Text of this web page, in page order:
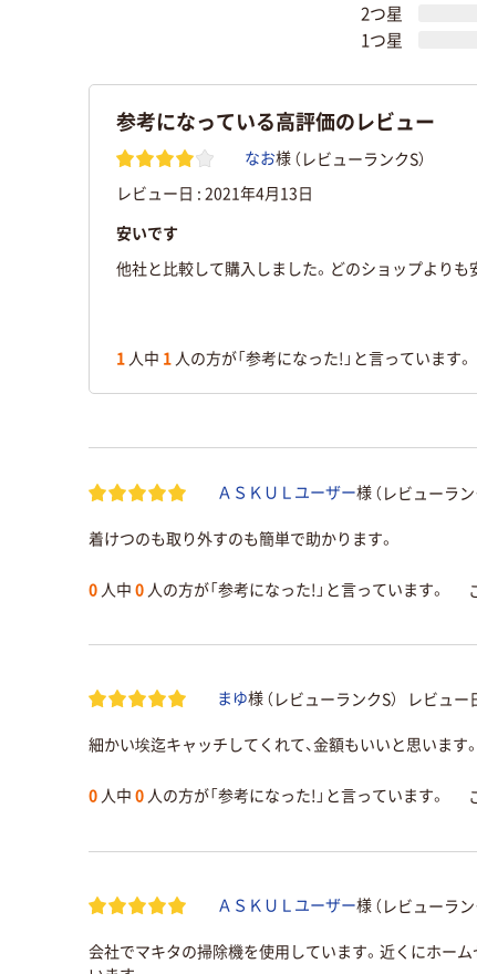
2つ星
1つ星
参考になっている高評価のレビュー
なお様 （レビューランクS）
レビュー日 : 2021年4月13日
安いです
他社と比較して購入しました。どのショップよりも
1 人中 1 人の方が「参考になった!」と言っています。
ＡＳＫＵＬユーザー様 （レビューラン
着けつのも取り外すのも簡単で助かります。
0 人中 0 人の方が「参考になった!」と言っています。
まゆ様 （レビューランクS） レビュー
細かい埃迄キャッチしてくれて、金額もいいと思います。
0 人中 0 人の方が「参考になった!」と言っています。
ＡＳＫＵＬユーザー様 （レビューラン
会社でマキタの掃除機を使用しています。近くにホー